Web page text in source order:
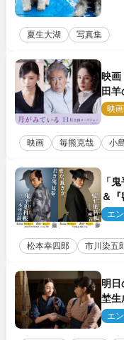
夏生大湖 写真集
映画
田
を演
映画
映画 毎熊克哉 小
「
＆
繋が
エ
松本幸四郎 市川染五
明日
埜生
エ